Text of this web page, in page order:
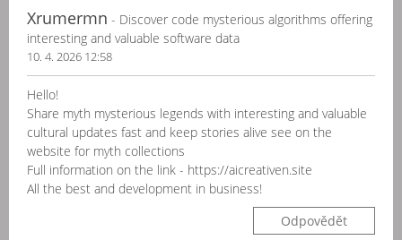
Xrumermn - Discover code mysterious algorithms offering
interesting and valuable software data
10. 4. 2026 12:58
Hello!
Share myth mysterious legends with interesting and valuable
cultural updates fast and keep stories alive see on the
website for myth collections
Full information on the link - https://aicreativen.site
All the best and development in business!
Odpovědět